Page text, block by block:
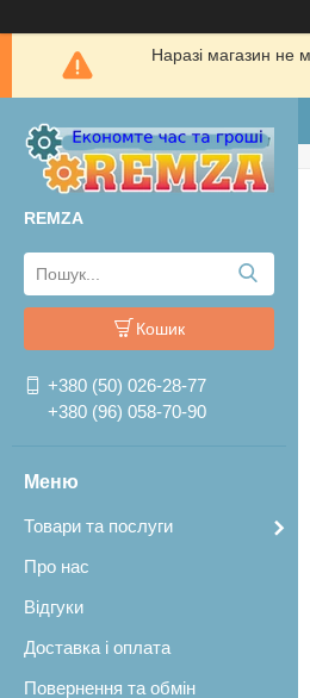
Наразі магазин не
REMZA
Кошик
+380 (50) 026-28-77
+380 (96) 058-70-90
Товари та послуги
Про нас
Відгуки
Доставка і оплата
Повернення та обмін